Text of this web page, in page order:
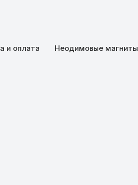
и оплата Неодимовые магниты